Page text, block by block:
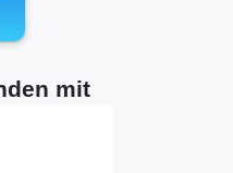
mit